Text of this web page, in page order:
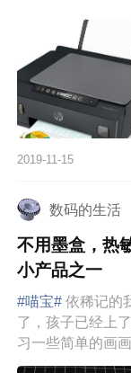
2019-11-15
数码的生活
不用墨盒，热
小产品之一
#喵宝# 依稀记的
了，孩子已经上
习一些简单的画
板电脑学习，但是